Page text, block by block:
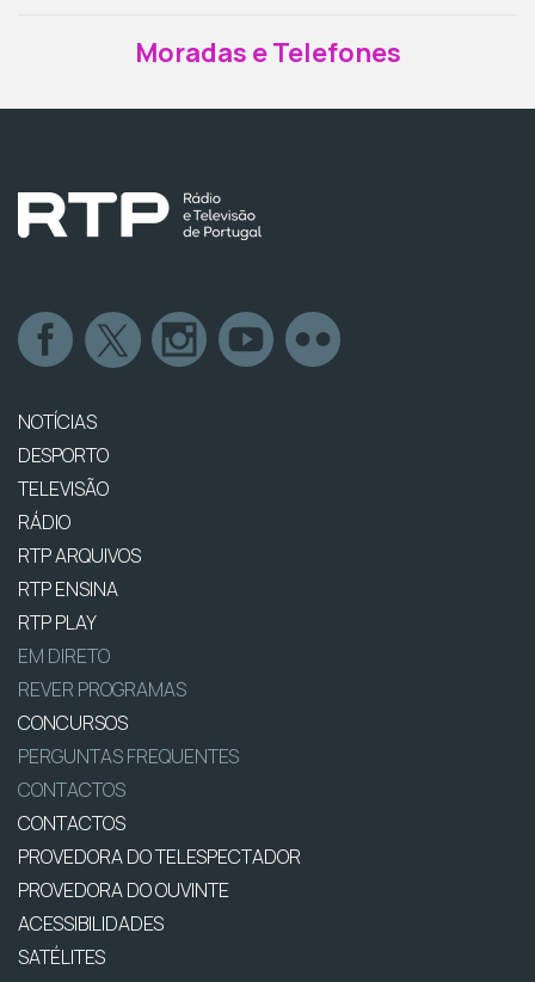
Moradas e Telefones
NOTÍCIAS
DESPORTO
TELEVISÃO
RÁDIO
RTP ARQUIVOS
RTP ENSINA
RTP PLAY
EM DIRETO
REVER PROGRAMAS
CONCURSOS
PERGUNTAS FREQUENTES
CONTACTOS
CONTACTOS
PROVEDORA DO TELESPECTADOR
PROVEDORA DO OUVINTE
ACESSIBILIDADES
SATÉLITES